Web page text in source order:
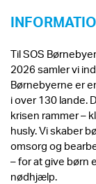
Til SOS
2026 samler vi
Børnebyerne er
i over 130 lande.
krisen rammer –
husly. Vi skaber
omsorg og
– for at give børn
nødhjælp.